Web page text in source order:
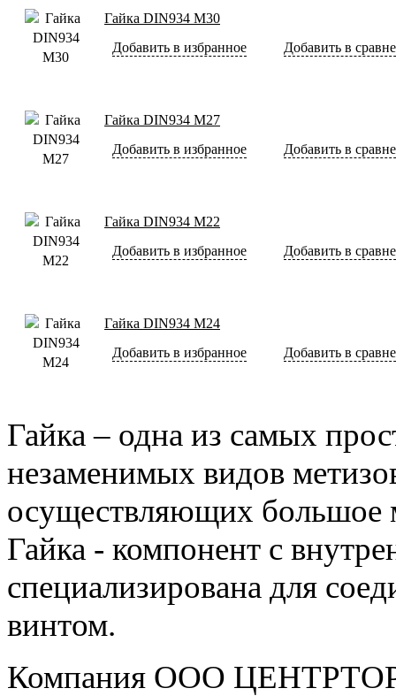
Гайка DIN934 М30
Добавить в избранное
Добавить в
Гайка DIN934 М27
Добавить в избранное
Добавить в
Гайка DIN934 М22
Добавить в избранное
Добавить в
Гайка DIN934 М24
Добавить в избранное
Добавить в
Гайка – одна из самых
незаменимых видов
осуществляющих большое
Гайка - компонент с
специализирована для
винтом.
Компания ООО